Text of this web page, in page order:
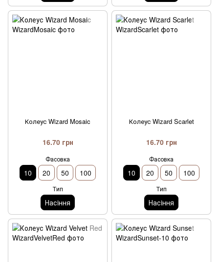
Колеус Wizard Mosaic
16.70 грн
Фасовка
10 20 50 100
Тип
Насiння
Колеус Wizard Scarlet
16.70 грн
Фасовка
10 20 50 100
Тип
Насiння